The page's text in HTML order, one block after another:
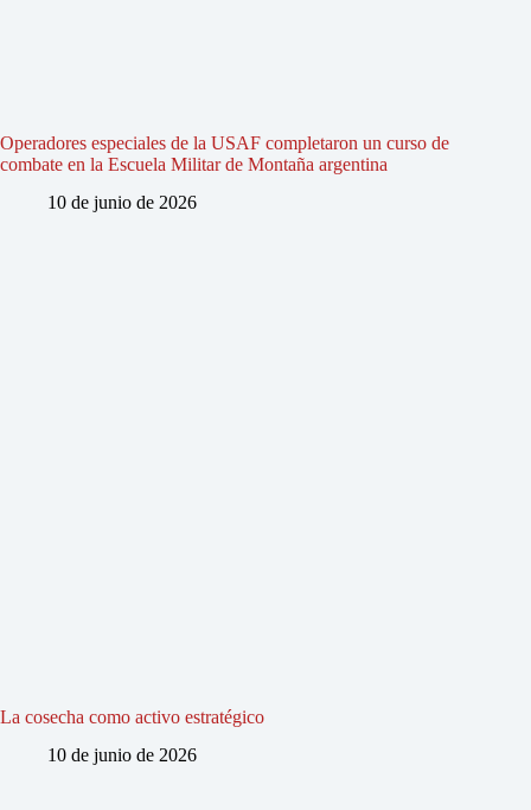
Operadores especiales de la USAF completaron un curso de
combate en la Escuela Militar de Montaña argentina
10 de junio de 2026
La cosecha como activo estratégico
10 de junio de 2026